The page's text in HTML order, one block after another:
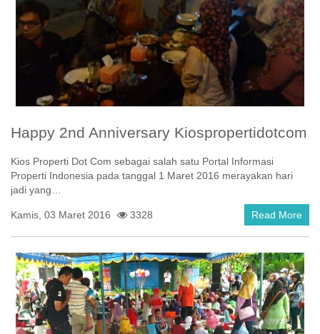
Happy 2nd Anniversary Kiospropertidotcom
Kios Properti Dot Com sebagai salah satu Portal Informasi
Properti Indonesia pada tanggal 1 Maret 2016 merayakan hari
jadi yang…
Kamis, 03 Maret 2016 3328 Read More